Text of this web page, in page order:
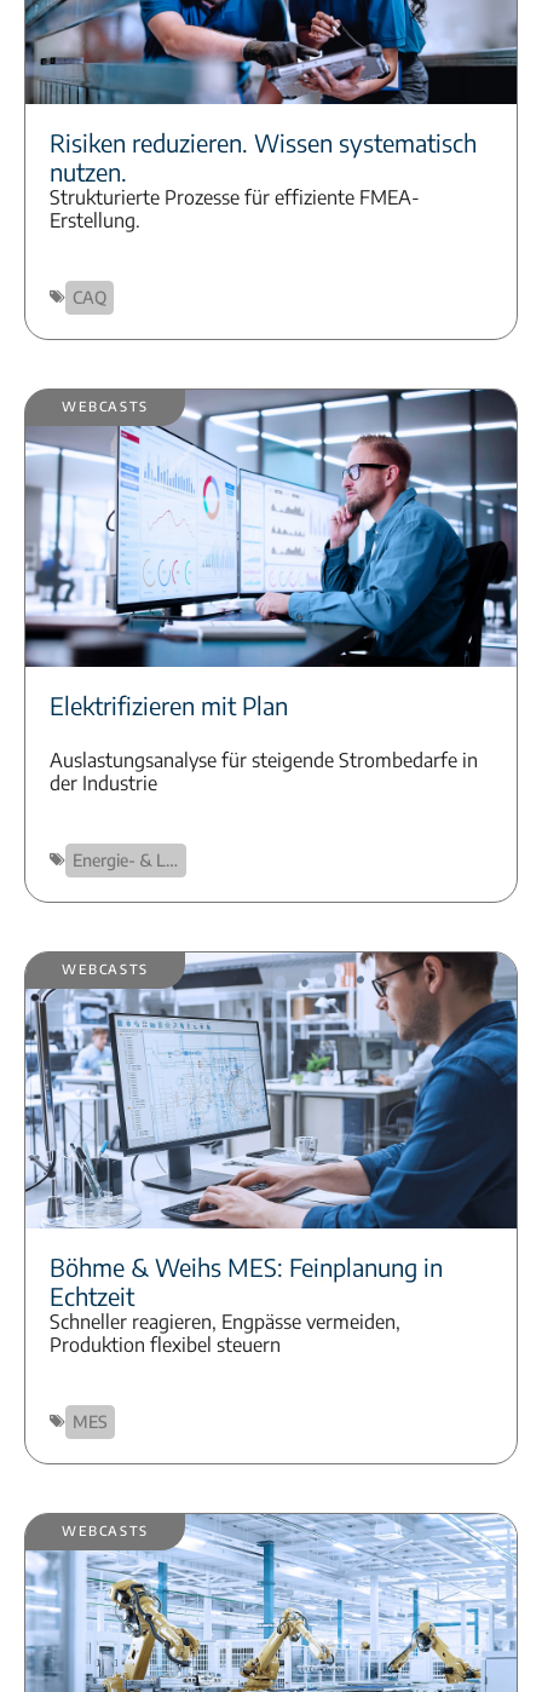
Risiken reduzieren. Wissen systematisch
nutzen.
Strukturierte Prozesse für effiziente FMEA-
Erstellung.
CAQ
Webcasts
Elektrifizieren mit Plan
Auslastungsanalyse für steigende Strombedarfe in
der Industrie
Energie- & Lastmanagement
Webcasts
Böhme & Weihs MES: Feinplanung in
Echtzeit
Schneller reagieren, Engpässe vermeiden,
Produktion flexibel steuern
MES
Webcasts